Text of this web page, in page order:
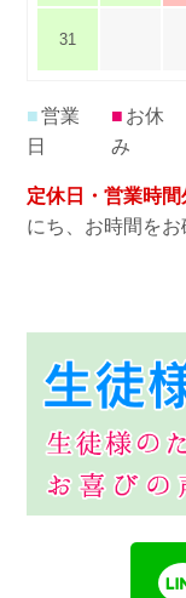
31
■営業
日
■ お休
み
定休日・営業時間
にち、お時間を